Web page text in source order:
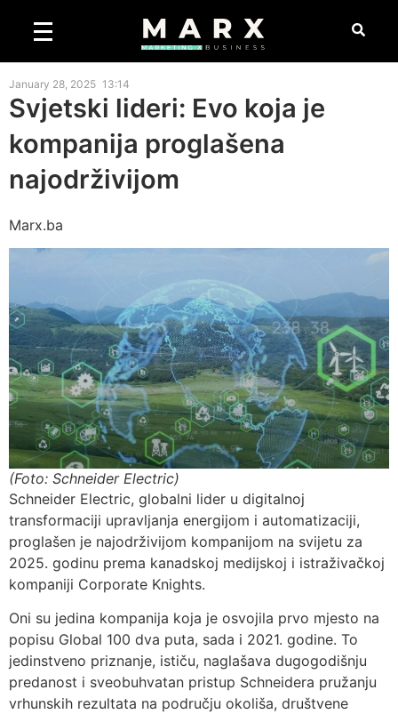
January 28, 2025 13:14
Svjetski lideri: Evo koja je
kompanija proglašena
najodrživijom
Marx.ba
(Foto: Schneider Electric)
Schneider Electric, globalni lider u digitalnoj
transformaciji upravljanja energijom i automatizaciji,
proglašen je najodrživijom kompanijom na svijetu za
2025. godinu prema kanadskoj medijskoj i istraživačkoj
kompaniji Corporate Knights.
Oni su jedina kompanija koja je osvojila prvo mjesto na
popisu Global 100 dva puta, sada i 2021. godine. To
jedinstveno priznanje, ističu, naglašava dugogodišnju
predanost i sveobuhvatan pristup Schneidera pružanju
vrhunskih rezultata na području okoliša, društvene